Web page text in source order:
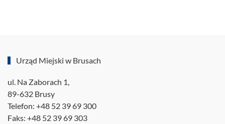
Urząd Miejski w Brusach
ul. Na Zaborach 1,
89-632 Brusy
Telefon: +48 52 39 69 300
Faks: +48 52 39 69 303